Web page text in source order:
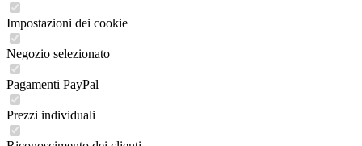
Impostazioni dei cookie
Negozio selezionato
Pagamenti PayPal
Prezzi individuali